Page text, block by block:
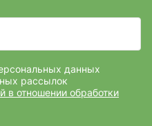
данных
рассылок
в отношении обработки